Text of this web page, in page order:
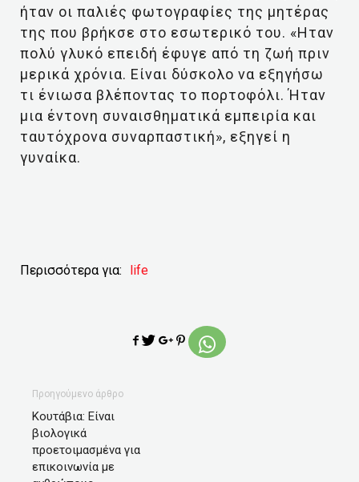
ήταν οι παλιές φωτογραφίες της μητέρας
της που βρήκσε στο εσωτερικό του. «Ηταν
πολύ γλυκό επειδή έφυγε από τη ζωή πριν
μερικά χρόνια. Είναι δύσκολο να εξηγήσω
τι ένιωσα βλέποντας το πορτοφόλι. Ήταν
μια έντονη συναισθηματικά εμπειρία και
ταυτόχρονα συναρπαστική», εξηγεί η
γυναίκα.
Περισσότερα για: life
Προηγούμενο άρθρο
Κουτάβια: Είναι
βιολογικά
προετοιμασμένα για
επικοινωνία με